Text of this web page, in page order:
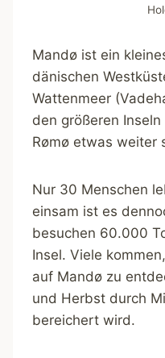
Mandø ist ein
dänischen
Wattenmeer
den größeren
Rømø etwas weiter
Nur 30 Menschen
einsam ist es
besuchen 60.000
Insel. Viele
auf Mandø zu
und Herbst durch
bereichert wird.